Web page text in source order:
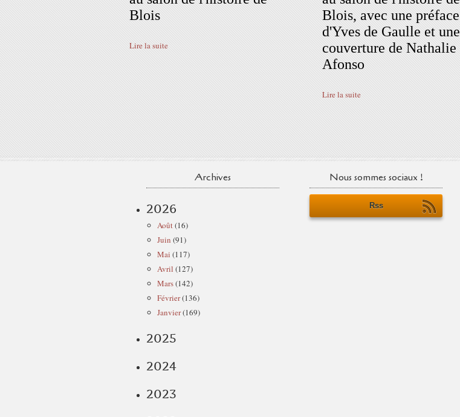
Blois
Lire la suite
Blois, avec une préface
d'Yves de Gaulle et une
couverture de Nathalie
Afonso
Lire la suite
Archives
2026
Août(16)
Juin (91)
Mai (117)
Avril (127)
Mars(142)
Février(136)
Janvier(169)
2025
2024
2023
Nous sommes sociaux !
Rss